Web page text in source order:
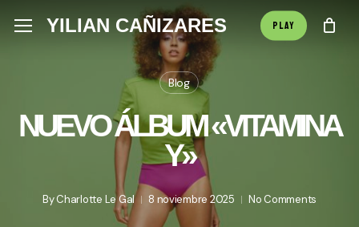
MenuYILIAN CAÑIZARES PLAY
Blog
NUEVO ÁLBUM «VITAMINA
Y»
By Charlotte Le Gal 8 noviembre 2025 No Comments